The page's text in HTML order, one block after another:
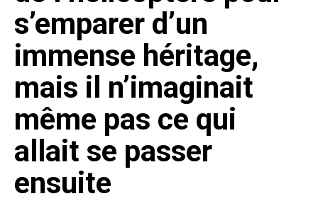
s’emparer d’un
immense héritage,
mais il n’imaginait
même pas ce qui
allait se passer
ensuite